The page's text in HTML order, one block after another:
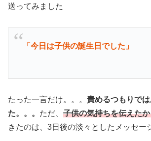
送ってみました
「今日は子供の誕生日でした」
たった一言だけ。。。 責めるつもりで
た。。。 ただ、 子供の気持ちを伝えた
きたのは、3日後の淡々としたメッセー